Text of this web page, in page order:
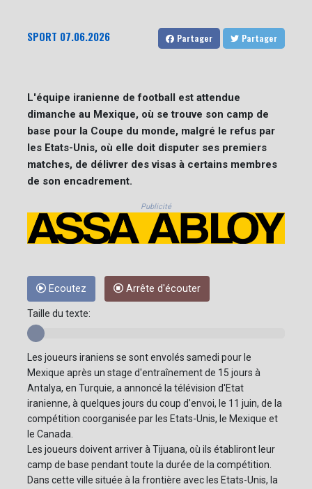
SPORT 07.06.2026 Partager Partager
L'équipe iranienne de football est attendue
dimanche au Mexique, où se trouve son camp de
base pour la Coupe du monde, malgré le refus par
les Etats-Unis, où elle doit disputer ses premiers
matches, de délivrer des visas à certains membres
de son encadrement.
Publicité
Ecoutez Arrête d'écouter
Taille du texte:
Les joueurs iraniens se sont envolés samedi pour le
Mexique après un stage d'entraînement de 15 jours à
Antalya, en Turquie, a annoncé la télévision d'Etat
iranienne, à quelques jours du coup d'envoi, le 11 juin, de la
compétition coorganisée par les Etats-Unis, le Mexique et
le Canada.
Les joueurs doivent arriver à Tijuana, où ils établiront leur
camp de base pendant toute la durée de la compétition.
Dans cette ville située à la frontière avec les Etats-Unis, la